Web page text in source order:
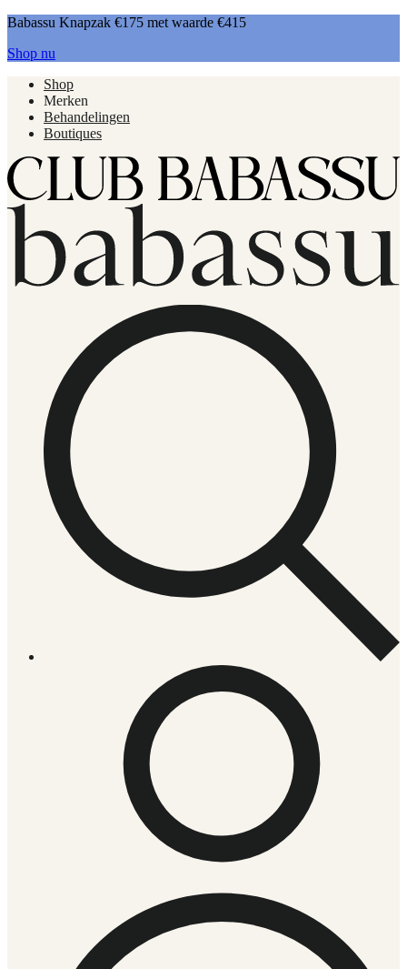
Babassu Knapzak €175 met waarde €415
Shop nu
Shop
Merken
Behandelingen
Boutiques